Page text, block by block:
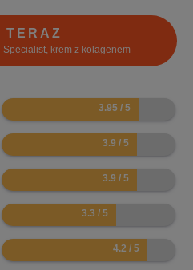
TERAZ
krem z kolagenem
7.9
7.8
7.8
6.6
8.4